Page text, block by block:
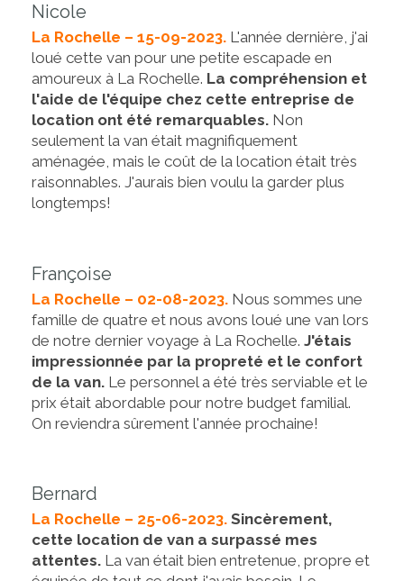
Nicole
La Rochelle – 15-09-2023. L'année dernière, j'ai
loué cette van pour une petite escapade en
amoureux à La Rochelle. La compréhension et
l'aide de l'équipe chez cette entreprise de
location ont été remarquables. Non
seulement la van était magnifiquement
aménagée, mais le coût de la location était très
raisonnables. J'aurais bien voulu la garder plus
longtemps!
Françoise
La Rochelle – 02-08-2023. Nous sommes une
famille de quatre et nous avons loué une van lors
de notre dernier voyage à La Rochelle. J'étais
impressionnée par la propreté et le confort
de la van. Le personnel a été très serviable et le
prix était abordable pour notre budget familial.
On reviendra sûrement l'année prochaine!
Bernard
La Rochelle – 25-06-2023. Sincèrement,
cette location de van a surpassé mes
attentes. La van était bien entretenue, propre et